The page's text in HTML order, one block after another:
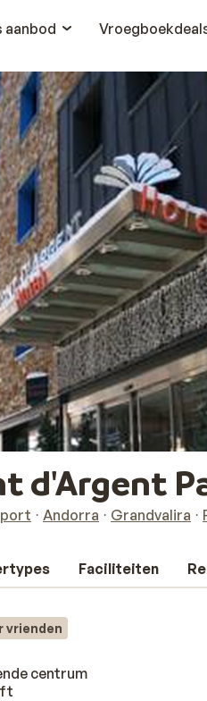
aanbod
d'Argent
Andorra Grandvalira
Faciliteiten
vrienden
centrum